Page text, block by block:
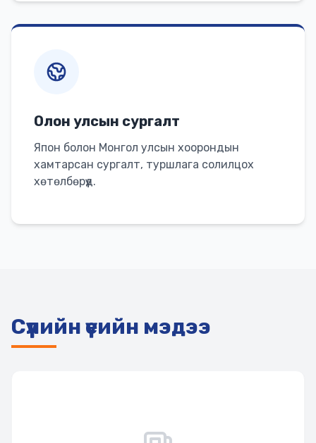
Олон улсын сургалт
Япон болон Монгол улсын хоорондын
хамтарсан сургалт, туршлага солилцох
хөтөлбөрүүд.
Сүүлийн үеийн мэдээ